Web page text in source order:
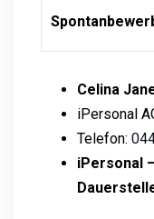
Celina
iPersonal
Telefon:
iPersonal